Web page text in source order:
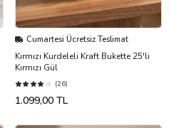
Cumartesi Ücretsiz Teslimat
Kırmızı Kurdeleli Kraft Bukette 25'li
Kırmızı Gül
(26)
1.099,00 TL